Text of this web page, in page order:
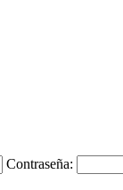
Contraseña: